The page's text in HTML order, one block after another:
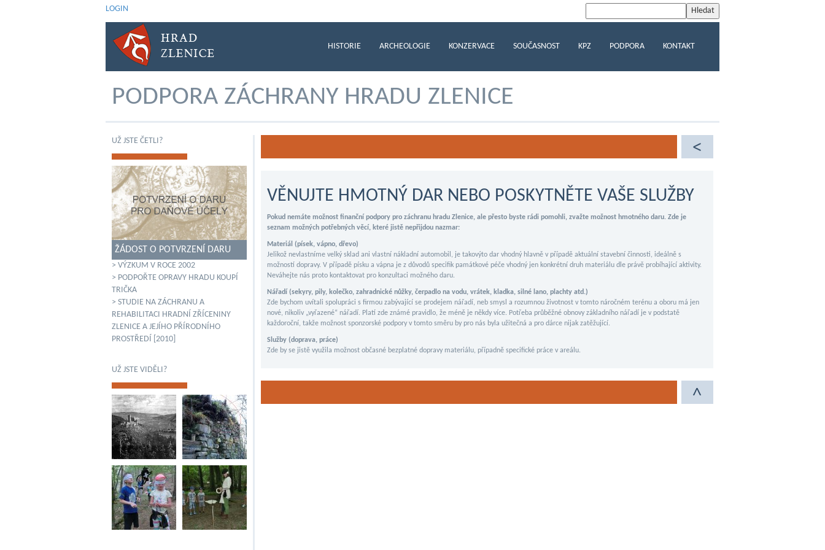
LOGIN
HISTORIE ARCHEOLOGIE KONZERVACE SOUČASNOST KPZ PODPORA KONTAKT
PODPORA ZÁCHRANY HRADU ZLENICE
UŽ JSTE ČETLI?
ŽÁDOST O POTVRZENÍ DARU
> VÝZKUM V ROCE 2002
> PODPOŘTE OPRAVY HRADU KOUPÍ
TRIČKA
> STUDIE NA ZÁCHRANU A
REHABILITACI HRADNÍ ZŘÍCENINY
ZLENICE A JEJÍHO PŘÍRODNÍHO
PROSTŘEDÍ [2010]
UŽ JSTE VIDĚLI?
VĚNUJTE HMOTNÝ DAR NEBO POSKYTNĚTE VAŠE SLUŽBY
Pokud nemáte možnost finanční podpory pro záchranu hradu Zlenice, ale přesto byste rádi pomohli, zvažte možnost hmotného daru. Zde je
seznam možných potřebných věcí, které jistě nepřijdou nazmar:
Materiál (písek, vápno, dřevo)
Jelikož nevlastníme velký sklad ani vlastní nákladní automobil, je takovýto dar vhodný hlavně v případě aktuální stavební činnosti, ideálně s
možností dopravy. V případě písku a vápna je z důvodů specifik památkové péče vhodný jen konkrétní druh materiálu dle právě probíhající aktivity.
Neváhejte nás proto kontaktovat pro konzultaci možného daru.
Nářadí (sekyry, pily, kolečko, zahradnické nůžky, čerpadlo na vodu, vrátek, kladka, silné lano, plachty atd.)
Zde bychom uvítali spolupráci s firmou zabývající se prodejem nářadí, neb smysl a rozumnou životnost v tomto náročném terénu a oboru má jen
nové, nikoliv „vyřazené“ nářadí. Platí zde známé pravidlo, že méně je někdy více. Potřeba průběžné obnovy základního nářadí je v podstatě
každoroční, takže možnost sponzorské podpory v tomto směru by pro nás byla užitečná a pro dárce nijak zatěžující.
Služby (doprava, práce)
Zde by se jistě využila možnost občasné bezplatné dopravy materiálu, případně specifické práce v areálu.